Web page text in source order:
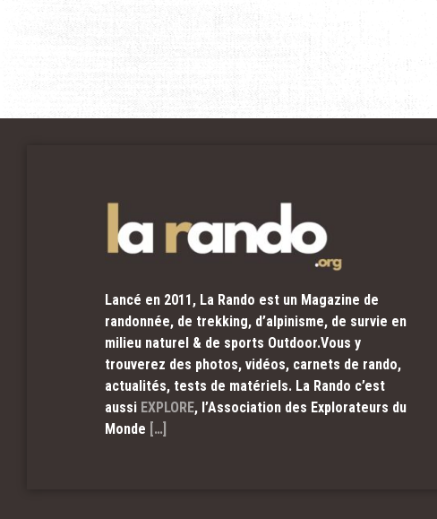
Lancé en 2011, La Rando est un Magazine de
randonnée, de trekking, d’alpinisme, de survie en
milieu naturel & de sports Outdoor.Vous y
trouverez des photos, vidéos, carnets de rando,
actualités, tests de matériels. La Rando c’est
aussi EXPLORE, l’Association des Explorateurs du
Monde […]